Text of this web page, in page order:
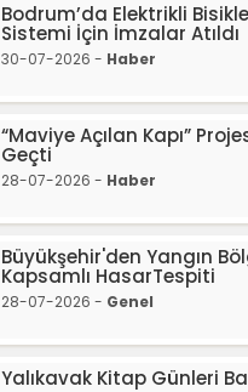
Bodrum’da Elektrikli
Sistemi İçin İmzalar Atıldı
30-07-2026 - Haber
“Maviye Açılan Kapı”
Geçti
28-07-2026 - Haber
Büyükşehir'den Yangın
Kapsamlı HasarTespiti
28-07-2026 - Genel
Yalıkavak Kitap Günleri